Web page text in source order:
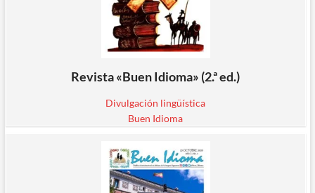
Revista «Buen Idioma» (2.ª ed.)
Divulgación lingüística
Buen Idioma